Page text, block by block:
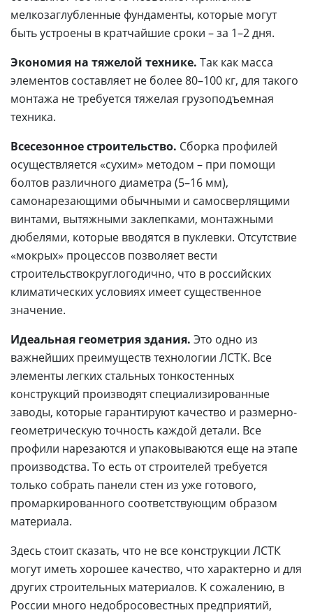
мелкозаглубленные фундаменты, которые могут
быть устроены в кратчайшие сроки – за 1–2 дня.
Экономия на тяжелой технике. Так как масса
элементов составляет не более 80–100 кг, для такого
монтажа не требуется тяжелая грузоподъемная
техника.
Всесезонное строительство. Сборка профилей
осуществляется «сухим» методом – при помощи
болтов различного диаметра (5–16 мм),
самонарезающими обычными и самосверлящими
винтами, вытяжными заклепками, монтажными
дюбелями, которые вводятся в пуклевки. Отсутствие
«мокрых» процессов позволяет вести
строительствокруглогодично, что в российских
климатических условиях имеет существенное
значение.
Идеальная геометрия здания. Это одно из
важнейших преимуществ технологии ЛСТК. Все
элементы легких стальных тонкостенных
конструкций производят специализированные
заводы, которые гарантируют качество и размерно-
геометрическую точность каждой детали. Все
профили нарезаются и упаковываются еще на этапе
производства. То есть от строителей требуется
только собрать панели стен из уже готового,
промаркированного соответствующим образом
материала.
Здесь стоит сказать, что не все конструкции ЛСТК
могут иметь хорошее качество, что характерно и для
других строительных материалов. К сожалению, в
России много недобросовестных предприятий,